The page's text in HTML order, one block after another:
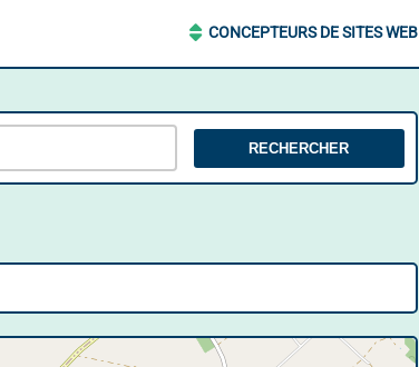
CONCEPTEURS DE SITES WEB
RECHERCHER